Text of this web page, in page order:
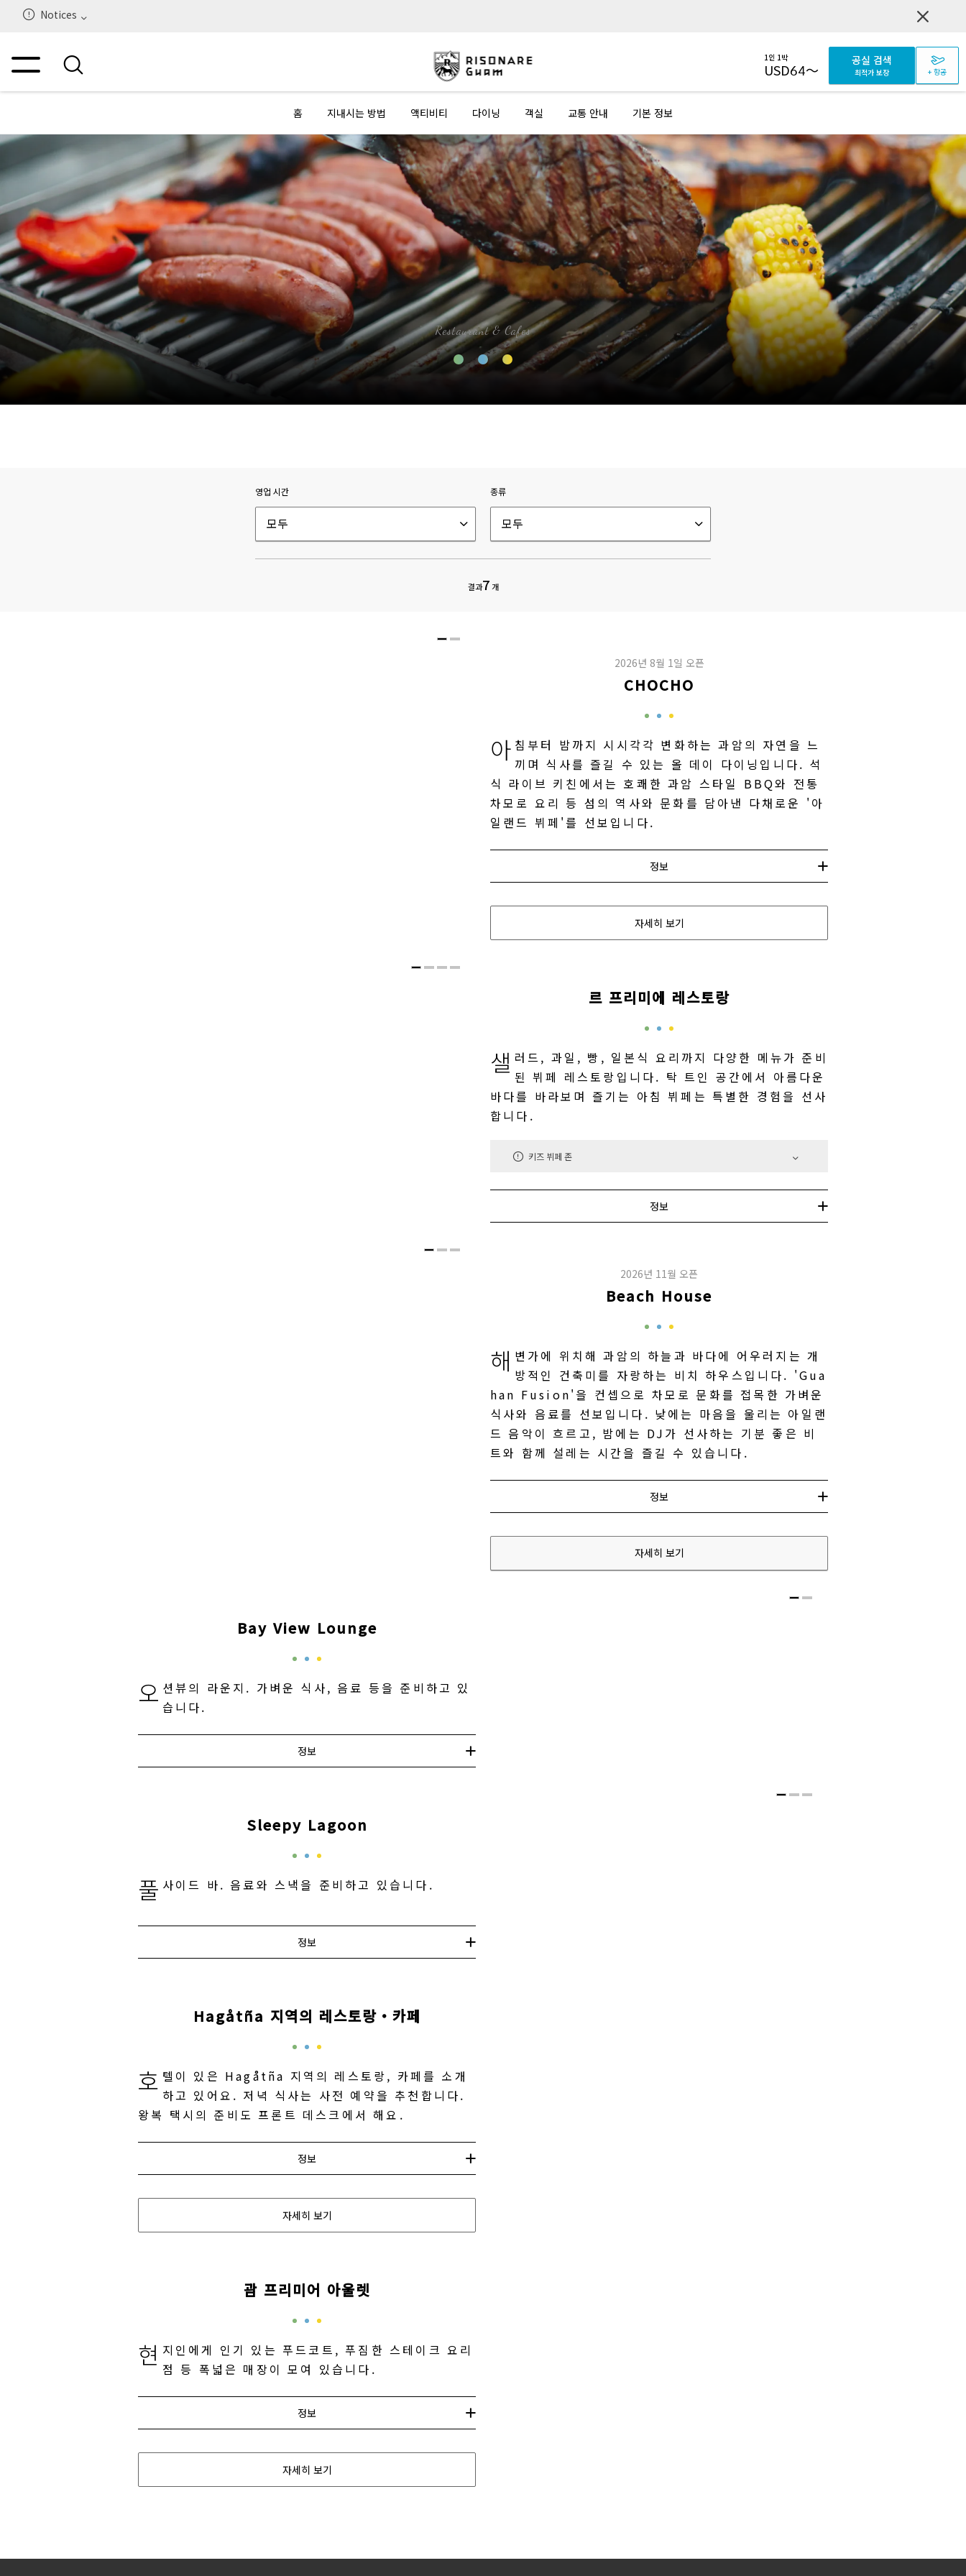
Notices
1인 1박
USD64～
공실 검색
최적가 보장 + 항공
홈 지내시는 방법 액티비티 다이닝 객실 교통 안내 기본 정보
Restaurant & Cafes
영업 시간
모두
종류
모두
결과7 개
2026년 8월 1일 오픈
CHOCHO
아 침부터 밤까지 시시각각 변화하는 과암의 자연을 느
끼며 식사를 즐길 수 있는 올 데이 다이닝입니다. 석
식 라이브 키친에서는 호쾌한 과암 스타일 BBQ와 전통
차모로 요리 등 섬의 역사와 문화를 담아낸 다채로운 '아
일랜드 뷔페'를 선보입니다.
정보
자세히 보기
르 프리미에 레스토랑
샐 러드, 과일, 빵, 일본식 요리까지 다양한 메뉴가 준비
된 뷔페 레스토랑입니다. 탁 트인 공간에서 아름다운
바다를 바라보며 즐기는 아침 뷔페는 특별한 경험을 선사
합니다.
키즈 뷔페 존
정보
2026년 11월 오픈
Beach House
해 변가에 위치해 과암의 하늘과 바다에 어우러지는 개
방적인 건축미를 자랑하는 비치 하우스입니다. 'Gua
han Fusion'을 컨셉으로 차모로 문화를 접목한 가벼운
식사와 음료를 선보입니다. 낮에는 마음을 울리는 아일랜
드 음악이 흐르고, 밤에는 DJ가 선사하는 기분 좋은 비
트와 함께 설레는 시간을 즐길 수 있습니다.
정보
자세히 보기
Bay View Lounge
오 션뷰의 라운지. 가벼운 식사, 음료 등을 준비하고 있
습니다.
정보
Sleepy Lagoon
풀 사이드 바. 음료와 스낵을 준비하고 있습니다.
정보
Hagåtña 지역의 레스토랑・카페
호 텔이 있은 Hagåtña 지역의 레스토랑, 카페를 소개
하고 있어요. 저녁 식사는 사전 예약을 추천합니다.
왕복 택시의 준비도 프론트 데스크에서 해요.
정보
자세히 보기
괌 프리미어 아울렛
현 지인에게 인기 있는 푸드코트, 푸짐한 스테이크 요리
점 등 폭넓은 매장이 모여 있습니다.
정보
자세히 보기